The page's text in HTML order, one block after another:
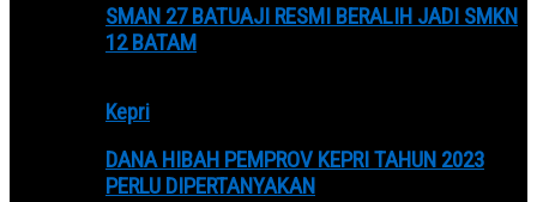
SMAN 27 BATUAJI RESMI BERALIH JADI SMKN
12 BATAM
Kepri
DANA HIBAH PEMPROV KEPRI TAHUN 2023
PERLU DIPERTANYAKAN